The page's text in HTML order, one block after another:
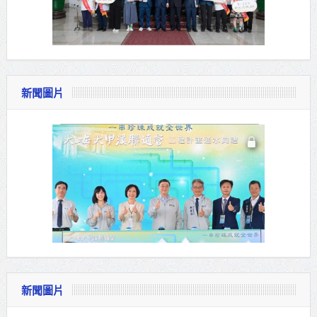
新聞圖片
新聞圖片